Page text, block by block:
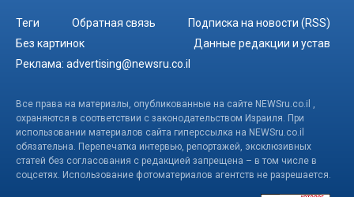
Теги Обратная связь
Подписка на новости (RSS)
Без картинок
Данные редакции и устав
Реклама: advertising@newsru.co.il
Все права на материалы, опубликованные на сайте NEWSru.co.il ,
охраняются в соответствии с законодательством Израиля. При
использовании материалов сайта гиперссылка на NEWSru.co.il
обязательна. Перепечатка интервью, репортажей, эксклюзивных
статей без согласования с редакцией запрещена – в том числе в
соцсетях. Использование фотоматериалов агентств не разрешается.